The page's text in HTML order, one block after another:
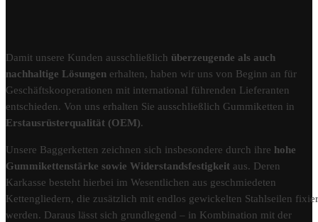
Damit unsere Kunden ausschließlich überzeugende als auch
nachhaltige Lösungen erhalten, haben wir uns von Beginn an für
Geschäftskooperationen mit international führenden Lieferanten
entschieden. Von uns erhalten Sie ausschließlich Gummiketten in
Erstausrüsterqualität (OEM).
Unsere Baggerketten zeichnen sich insbesondere durch ihre hohe
Gummikettenstärke sowie Widerstandsfestigkeit aus. Deren
Karkasse besteht hierbei im Wesentlichen aus geschmiedeten
Kettengliedern, die zusätzlich mit endlos gewickelten Stahlseilen
werden. Daraus lässt sich grundlegend – in Kombination mit der